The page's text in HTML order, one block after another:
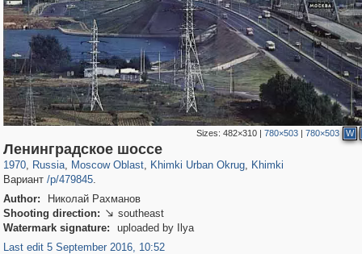
Sizes:482×310 |780×503 |780×503 W
Ленинградское шоссе
1970, Russia
1,405,774 29,243
, Moscow Oblast
96,167 1,691
, Khimki Urban Okrug
3,275
, Khimki
Вариант /p/479845.
Author:
Николай Рахманов
Shooting direction:  southeast
Watermark signature:
uploaded by Ilya
Last edit 5 September 2016, 10:52